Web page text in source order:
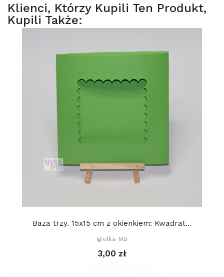
Klienci, Którzy Kupili Ten Produkt,
Kupili Także:
Baza trzy. 15x15 cm z okienkiem: Kwadrat...
Igiełka-MB
3,00 zł